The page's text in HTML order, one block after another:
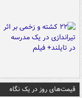
قیمت‌های روز در یک نگاه